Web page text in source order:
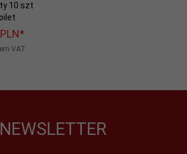
10 szt
PLN*
VAT
NEWSLETTER